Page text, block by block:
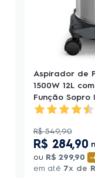
Aspirador de
1500W 12L
Função Sopro
R$ 549,90
R$ 284,90
ou R$ 299,90 -
em até 7x de